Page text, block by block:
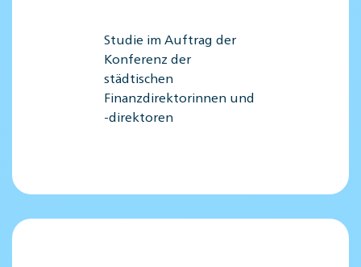
Studie im Auftrag der
Konferenz der
städtischen
Finanzdirektorinnen und
-direktoren